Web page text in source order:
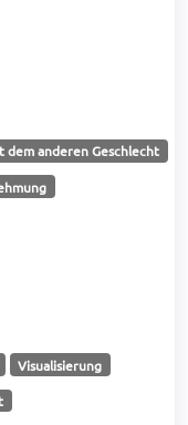
dem anderen Geschlecht
Visualisierung